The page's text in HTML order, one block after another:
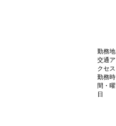
勤務地
交通ア
クセス
勤務時
間・曜
日